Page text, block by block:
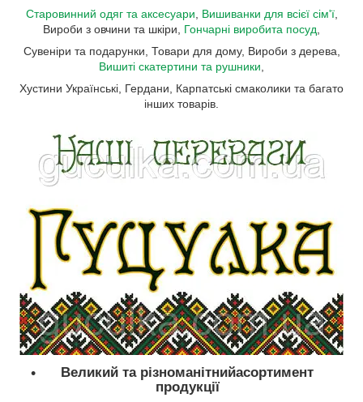
Старовинний одяг та аксесуари Вишиванки для всієї сім'ї,
Вироби з овчини та шкіри,
Гончарні виробита посуд
Сувеніри та подарунки, Товари для дому, Вироби з дерева,
Вишиті скатертини та рушники
Хустини Українські, Гердани, Карпатські смаколики та багато
інших товарів.
Великий та різноманітнийасортимент
продукції